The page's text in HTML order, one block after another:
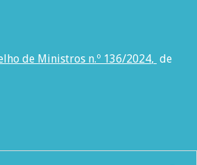
de Ministros n.º 136/2024, de